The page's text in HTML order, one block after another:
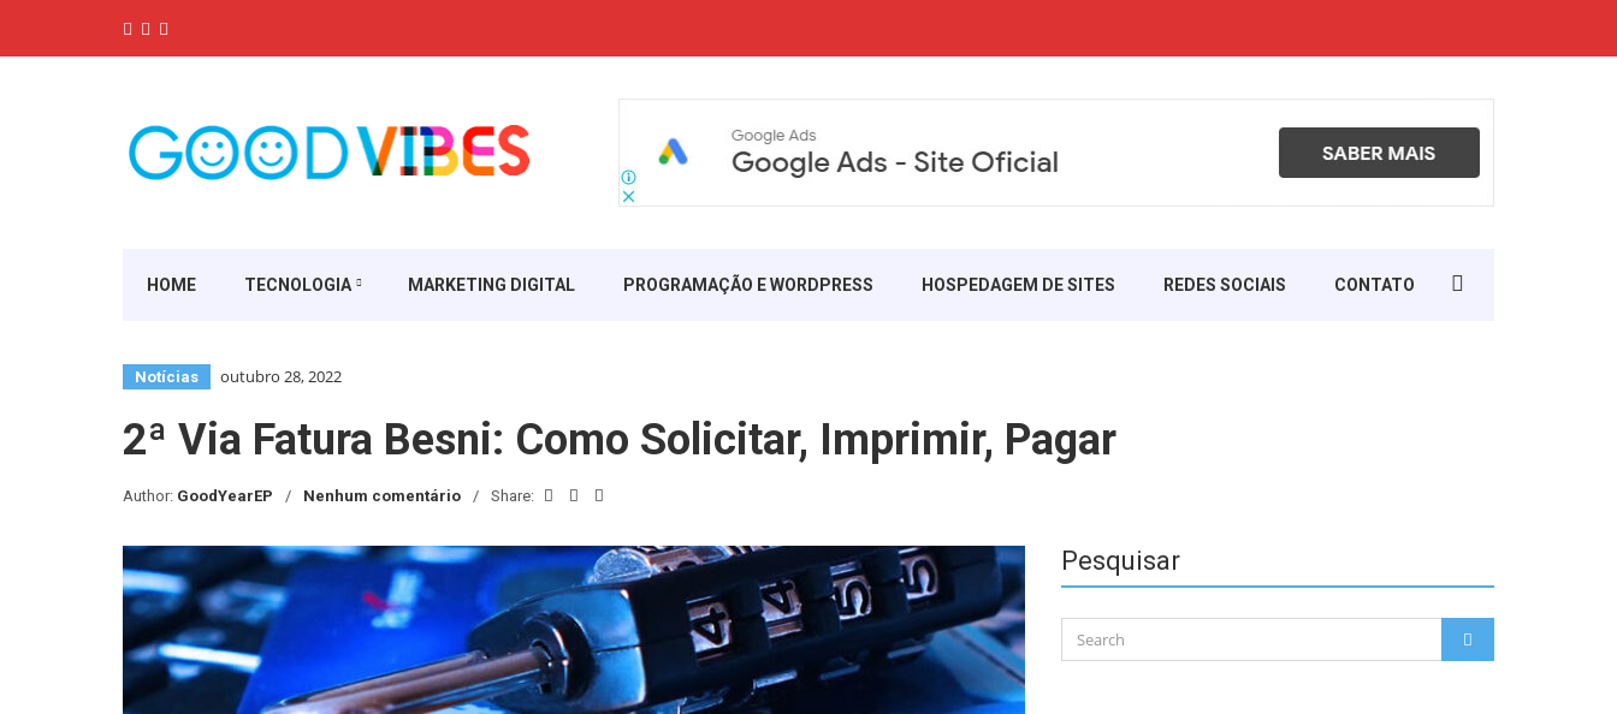
HOME TECNOLOGIA MARKETING DIGITAL PROGRAMAÇÃO E WORDPRESS HOSPEDAGEM DE SITES REDES SOCIAIS CONTATO
Notícias outubro 28, 2022
2ª Via Fatura Besni: Como Solicitar, Imprimir, Pagar
Author: GoodYearEP Nenhum comentário Share:
Pesquisar
Search
for: